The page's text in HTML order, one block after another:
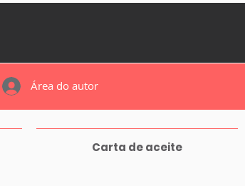
Área do autor
Carta de aceite